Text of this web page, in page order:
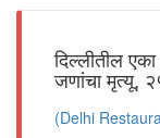
दिल्लीतील
जणांचा मृत्यू,
(Delhi